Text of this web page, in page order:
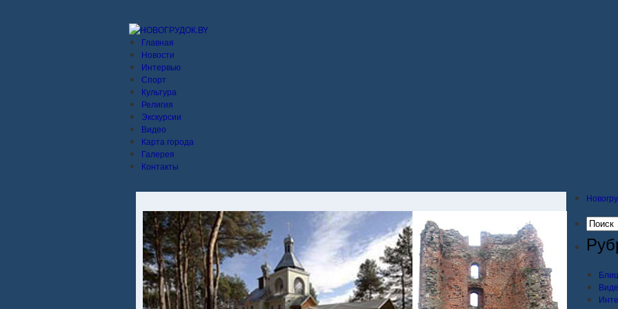
Главная
Новости
Интервью
Спорт
Культура
Религия
Экскурсии
Видео
Карта города
Галерея
Контакты